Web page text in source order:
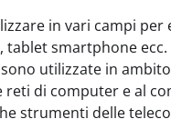
in vari campi
smartphone
utilizzate in
reti di computer e al
strumenti delle